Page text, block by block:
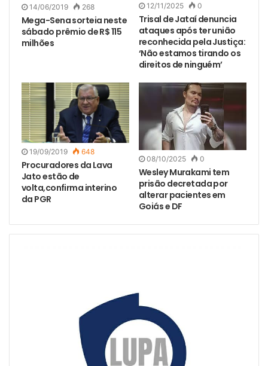
14/06/2019 268
Mega-Sena sorteia neste
sábado prêmio de R$ 115
milhões
12/11/2025 0
Trisal de Jataí denuncia
ataques após ter união
reconhecida pela Justiça:
‘Não estamos tirando os
direitos de ninguém’
19/09/2019 648
Procuradores da Lava
Jato estão de
volta,confirma interino
da PGR
08/10/2025 0
Wesley Murakami tem
prisão decretada por
alterar pacientes em
Goiás e DF